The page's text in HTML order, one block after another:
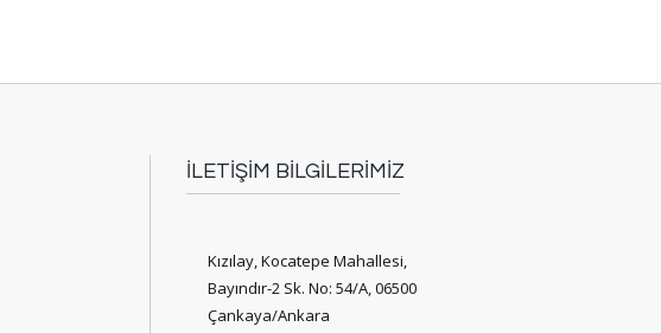
İLETİŞİM BİLGİLERİMİZ
Kızılay, Kocatepe Mahallesi,
Bayındır-2 Sk. No: 54/A, 06500
Çankaya/Ankara